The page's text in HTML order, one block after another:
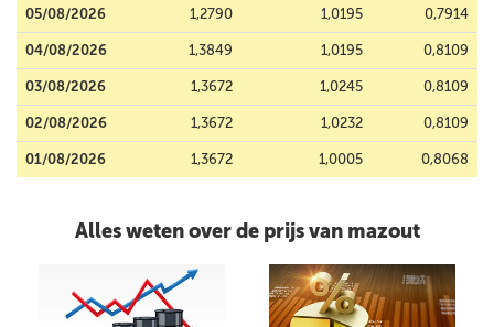
05/08/2026 1,2790 1,0195 0,7914
04/08/2026 1,3849 1,0195 0,8109
03/08/2026 1,3672 1,0245 0,8109
02/08/2026 1,3672 1,0232 0,8109
01/08/2026 1,3672 1,0005 0,8068
Alles weten over de prijs van mazout